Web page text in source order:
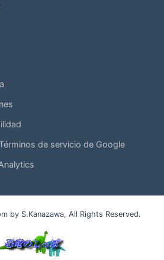
de servicio de Google
by S.Kanazawa, All Rights Reserved.